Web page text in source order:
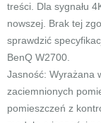
treści. Dla sygnału
nowszej. Brak tej
sprawdzić
BenQ W2700.
Jasność: Wyrażana
zaciemnionych
pomieszczeń z